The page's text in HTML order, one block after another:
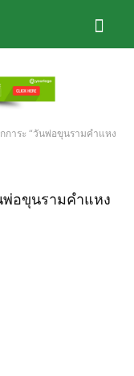
การะ “วันพ่อขุนรามคำแหง
พ่อขุนรามคำแหง